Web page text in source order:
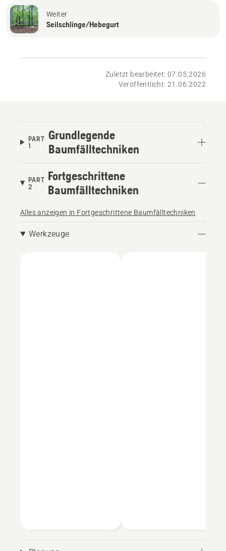
Weiter
Seilschlinge/Hebegurt
Zuletzt bearbeitet: 07.05.2026
Veröffentlicht: 21.06.2022
PART
1
Grundlegende
Baumfälltechniken
PART
2
Fortgeschrittene
Baumfälltechniken
Alles anzeigen in Fortgeschrittene Baumfälltechniken
Werkzeuge